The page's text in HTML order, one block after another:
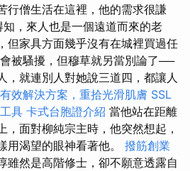
行僧生活在這裡，他的需求很謙
知，來人也是一個遠道而來的老
但家具方面幾乎沒有在城裡買過任
被騷擾，但穆草就另當別論了──
，就連別人對她說三道四，都讓人
效解決方案，重拾光滑肌膚 SSL
具 卡式台胞證介紹 當他站在距離
，面對柳純宗主時，他突然想起，
用渴望的眼神看著他。 撥筋創業
雖然是高階修士，卻不願意透露自